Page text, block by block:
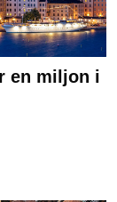
en miljon i